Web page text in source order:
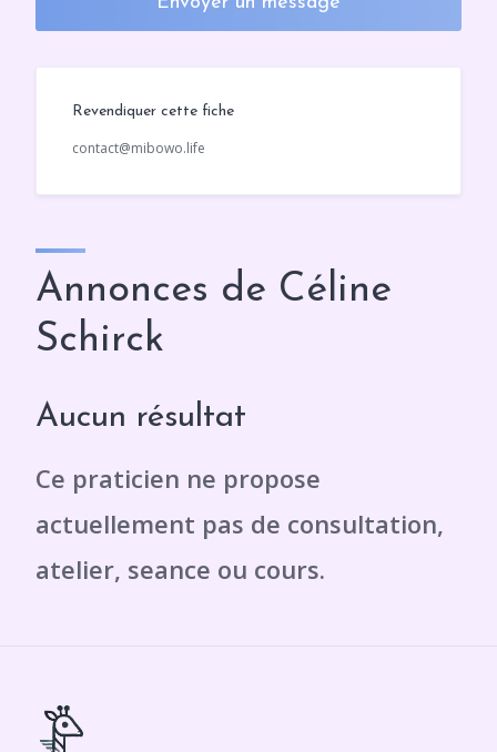
Revendiquer cette fiche
contact@mibowo.life
Annonces de Céline
Schirck
Aucun résultat